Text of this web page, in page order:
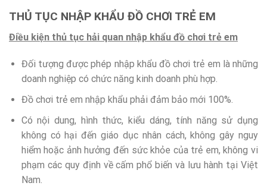
THỦ TỤC NHẬP KHẨU ĐỒ CHƠI TRẺ EM
Điều kiện thủ tục hải quan nhập khẩu đồ chơi trẻ em
Đối tượng được phép nhập khẩu đồ chơi trẻ em là những
doanh nghiệp có chức năng kinh doanh phù hợp.
Đồ chơi trẻ em nhập khẩu phải đảm bảo mới 100%.
Có nội dung, hình thức, kiểu dáng, tính năng sử dụng
không có hại đến giáo dục nhân cách, không gây nguy
hiểm hoặc ảnh hưởng đến sức khỏe của trẻ em, không vi
phạm các quy định về cấm phổ biến và lưu hành tại Việt
Nam.